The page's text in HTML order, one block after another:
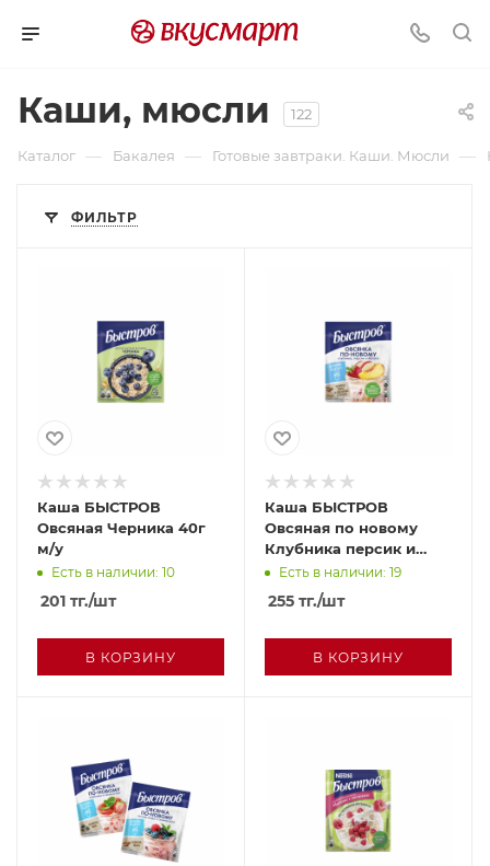
Каши, мюсли 122
Каталог — Бакалея — Готовые завтраки. Каши. Мюсли —
ФИЛЬТР
Каша БЫСТРОВ
Овсяная Черника 40г
м/у
Есть в наличии: 10
201 тг./шт
В КОРЗИНУ
Каша БЫСТРОВ
Овсяная по новому
Клубника персик и
яблоко 35г м/у
Есть в наличии: 19
255 тг./шт
В КОРЗИНУ